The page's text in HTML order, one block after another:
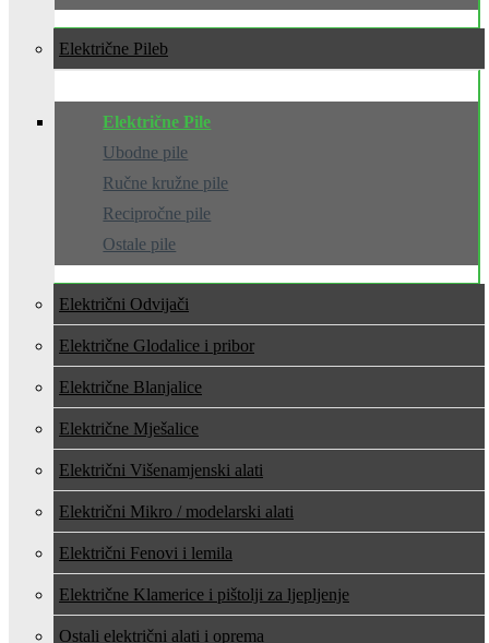
Električne Pile
Električne Pile
Ubodne pile
Ručne kružne pile
Recipročne pile
Ostale pile
Električni Odvijači
Električne Glodalice i pribor
Električne Blanjalice
Električne Mješalice
Električni Višenamjenski alati
Električni Mikro / modelarski alati
Električni Fenovi i lemila
Električne Klamerice i pištolji za ljepljenje
Ostali električni alati i oprema